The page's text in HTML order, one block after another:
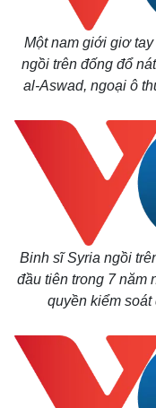
Một nam giới giơ
ngồi trên đống đổ
al-Aswad, ngoại ô
Binh sĩ Syria ngồi
đầu tiên trong 7 năm
quyền kiểm